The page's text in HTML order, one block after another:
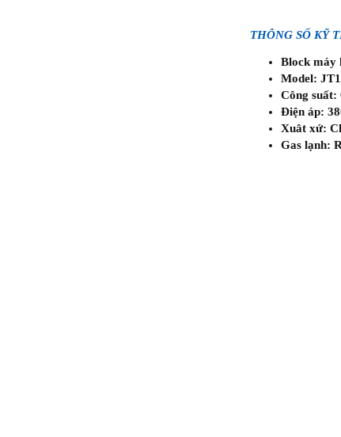
THÔNG SỐ KỸ
Block máy
Model:
Công suất:
Điện áp:
Xuât xứ:
Gas lạnh: